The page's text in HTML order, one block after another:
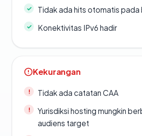
Tidak ada hits otomatis pada
Konektivitas IPv6 hadir
Kekurangan
Tidak ada catatan CAA
Yurisdiksi hosting mungkin
audiens target